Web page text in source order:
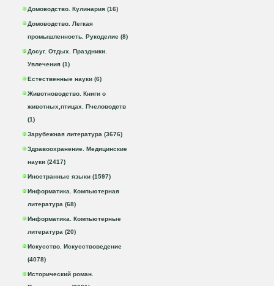
Домоводство. Кулинария (16)
Домоводство. Легкая
промышленность. Рукоделие (8)
Досуг. Отдых. Праздники.
Увлечения (1)
Естественные науки (6)
Животноводство. Книги о
животных,птицах. Пчеловодств
(1)
Зарубежная литература (3676)
Здравоохранение. Медицинские
науки (2417)
Иностранные языки (1597)
Информатика. Компьютерная
литература (68)
Информатика. Компьютерные
литература (20)
Искусство. Искусствоведение
(4078)
Исторический роман.